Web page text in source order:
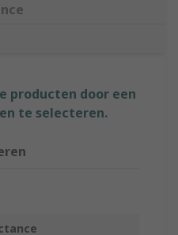
producten door een
te selecteren.